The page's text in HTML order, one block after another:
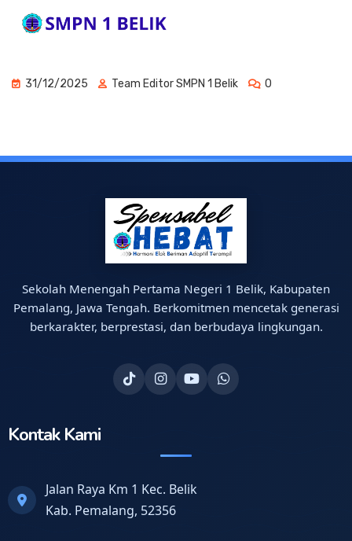
31/12/2025 Team Editor SMPN 1 Belik 0
Sekolah Menengah Pertama Negeri 1 Belik, Kabupaten
Pemalang, Jawa Tengah. Berkomitmen mencetak generasi
berkarakter, berprestasi, dan berbudaya lingkungan.
Kontak Kami
Jalan Raya Km 1 Kec. Belik
Kab. Pemalang, 52356